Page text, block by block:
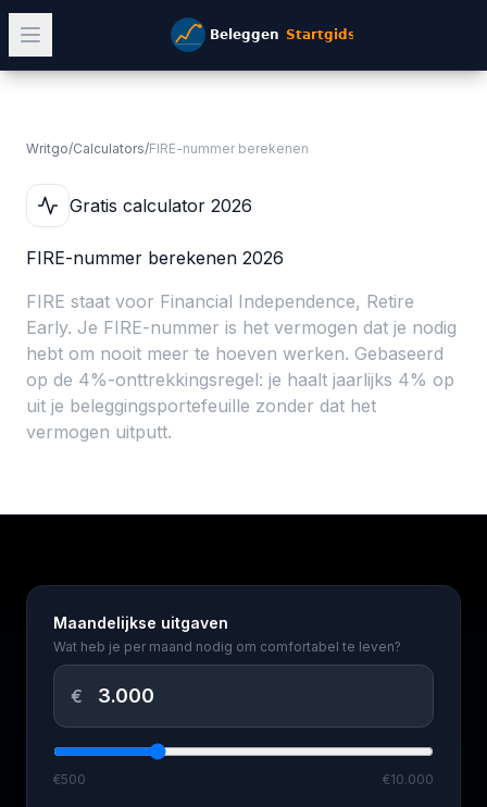
Writgo/Calculators/FIRE-nummer berekenen
Gratis calculator 2026
FIRE-nummer berekenen 2026
FIRE staat voor Financial Independence, Retire
Early. Je FIRE-nummer is het vermogen dat je nodig
hebt om nooit meer te hoeven werken. Gebaseerd
op de 4%-onttrekkingsregel: je haalt jaarlijks 4% op
uit je beleggingsportefeuille zonder dat het
vermogen uitputt.
Maandelijkse uitgaven
Wat heb je per maand nodig om comfortabel te leven?
€
€500 €10.000